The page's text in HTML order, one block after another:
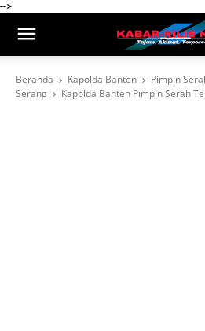
-->
Beranda Kapolda Banten
Pimpin
Serang
Kapolda Banten Pimpin Serah